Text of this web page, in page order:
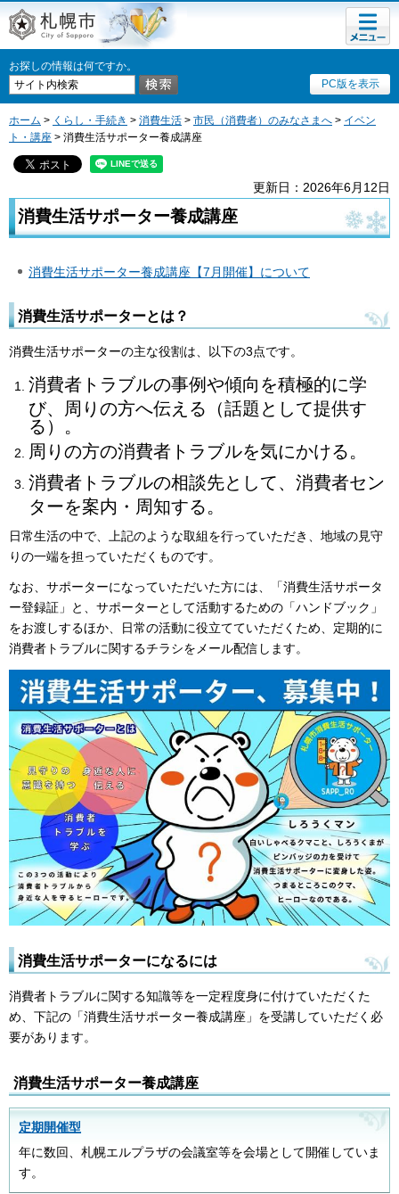
札幌市
お探しの情報は何ですか。
PC版を表示
メニュ
ー
ホーム > くらし・手続き > 消費生活 > 市民（消費者）のみなさまへ > イベン
ト・講座 > 消費生活サポーター養成講座
更新日：2026年6月12日
消費生活サポーター養成講座
消費生活サポーター養成講座【7月開催】について
消費生活サポーターとは？
消費生活サポーターの主な役割は、以下の3点です。
消費者トラブルの事例や傾向を積極的に学
び、周りの方へ伝える（話題として提供す
る）。
周りの方の消費者トラブルを気にかける。
消費者トラブルの相談先として、消費者セン
ターを案内・周知する。
日常生活の中で、上記のような取組を行っていただき、地域の見守
りの一端を担っていただくものです。
なお、サポーターになっていただいた方には、「消費生活サポータ
ー登録証」と、サポーターとして活動するための「ハンドブック」
をお渡しするほか、日常の活動に役立てていただくため、定期的に
消費者トラブルに関するチラシをメール配信します。
消費生活サポーターになるには
消費者トラブルに関する知識等を一定程度身に付けていただくた
め、下記の「消費生活サポーター養成講座」を受講していただく必
要があります。
消費生活サポーター養成講座
定期開催型
年に数回、札幌エルプラザの会議室等を会場として開催していま
す。